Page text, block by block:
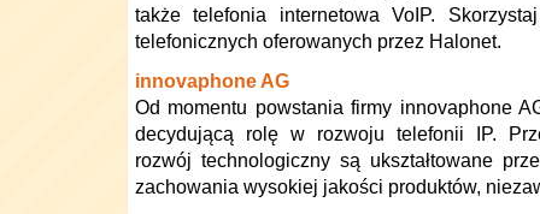
także telefonia internetowa VoIP.
telefonicznych oferowanych przez Halonet.
innovaphone AG
Od momentu powstania firmy innovaphone
decydującą rolę w rozwoju telefonii IP.
rozwój technologiczny są ukształtowane
zachowania wysokiej jakości produktów,